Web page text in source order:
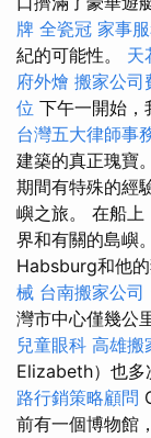
牌 全瓷冠 家事
紀的可能性。 天
府外燴 搬家公司
位 下午一開始
台灣五大律師事
建築的真正瑰寶
期間有特殊的經
嶼之旅。 在船上
界和有關的島嶼
Habsburg和他
械 台南搬家公司
灣市中心僅幾公
兒童眼科 高雄搬
Elizabeth）也多
路行銷策略顧問
前有一個博物館